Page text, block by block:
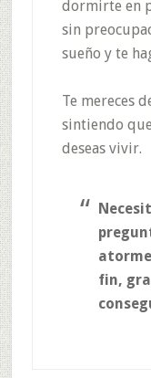
dormirte en
sin
sueño y te
Te mereces
sintiendo
deseas vivir.
fin,